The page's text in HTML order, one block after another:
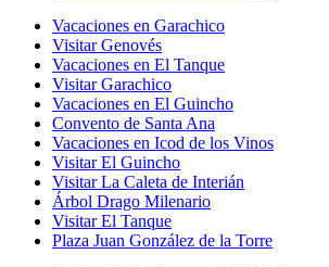
Vacaciones en Garachico
Visitar Genovés
Vacaciones en El Tanque
Visitar Garachico
Vacaciones en El Guincho
Convento de Santa Ana
Vacaciones en Icod de los Vinos
Visitar El Guincho
Visitar La Caleta de Interián
Árbol Drago Milenario
Visitar El Tanque
Plaza Juan González de la Torre